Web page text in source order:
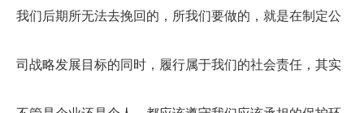
我们后期所无法去挽回的，所我们要做的，就是在制定公
司战略发展目标的同时，履行属于我们的社会责任，其实